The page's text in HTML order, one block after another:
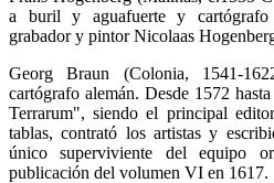
a buril y aguafuerte y
grabador y pintor Nicolaas
Georg Braun (Colonia, 1541-
cartógrafo alemán. Desde 1572
Terrarum", siendo el principal
tablas, contrató los artistas y
único superviviente del equipo
publicación del volumen VI en 1617.